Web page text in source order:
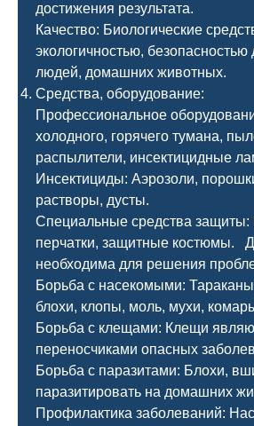
достижения результата.
Качество: Биологические
экологичностью, безопасностью
людей, домашних животных.
Средства, оборудование:
Профессиональное
холодного, горячего тумана,
распылители, инсектицидные
Инсектициды: Аэрозоли,
растворы, дусты.
Специальные средства защиты:
перчатки, защитные костюмы.
необходима для решения
Борьба с насекомыми:
блохи, клопы, моль, мухи,
Борьба с клещами: Клещи
переносчиками опасных
Борьба с паразитами: Блохи,
паразитировать на домашних
Профилактика заболеваний: